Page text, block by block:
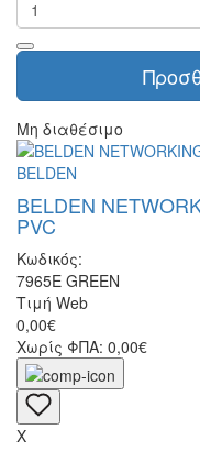
Μη διαθέσιμο
BELDEN
BELDEN
PVC
Κωδικός:
7965E GREEN
Τιμή Web
0,00€
Χωρίς ΦΠΑ: 0,00€
X